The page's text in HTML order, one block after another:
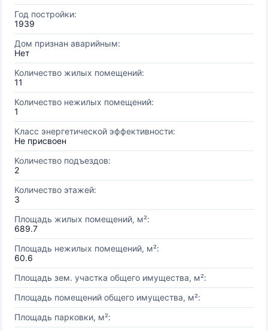
Год постройки:
1939
Дом признан аварийным:
Нет
Количество жилых помещений:
11
Количество нежилых помещений:
1
Класс энергетической эффективности:
Не присвоен
Количество подъездов:
2
Количество этажей:
3
Площадь жилых помещений, м²:
689.7
Площадь нежилых помещений, м²:
60.6
Площадь зем. участка общего имущества, м²:
Площадь помещений общего имущества, м²:
Площадь парковки, м²: